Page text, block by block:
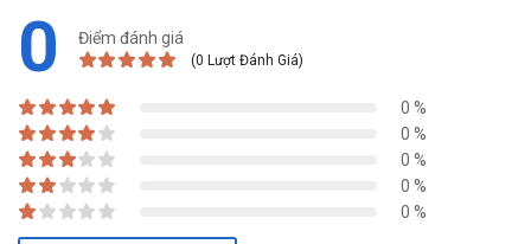
0 Điểm đánh giá
(0 Lượt Đánh Giá)
0 %
0 %
0 %
0 %
0 %